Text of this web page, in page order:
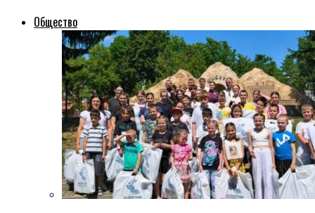
Общество